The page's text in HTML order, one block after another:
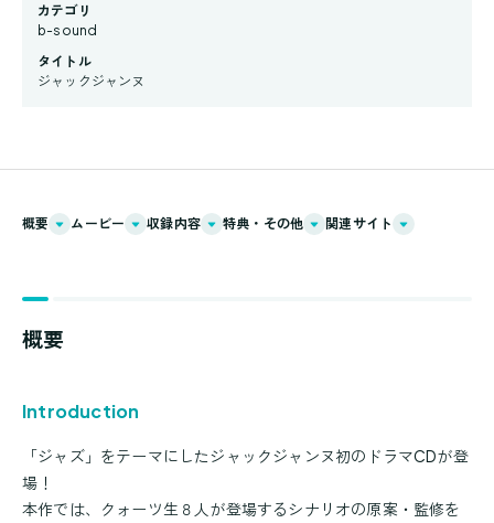
カテゴリ
b-sound
タイトル
ジャックジャンヌ
概要 ムービー 収録内容 特典・その他 関連サイト
概要
Introduction
「ジャズ」をテーマにしたジャックジャンヌ初のドラマCDが登
場！
本作では、クォーツ生８人が登場するシナリオの原案・監修を